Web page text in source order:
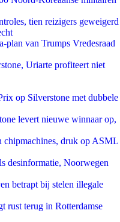
tien reizigers geweigerd
plan van Trumps Vredesraad
Uriarte profiteert niet
op Silverstone met dubbele
levert nieuwe winnaar op,
chipmachines, druk op ASML
desinformatie, Noorwegen
betrapt bij stelen illegale
rust terug in Rotterdamse